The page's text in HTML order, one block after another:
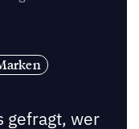
gefragt, wer